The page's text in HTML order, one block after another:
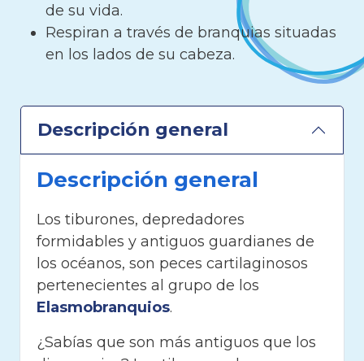
de su vida.
Respiran a través de branquias situadas
en los lados de su cabeza.
Descripción general
Descripción general
Los tiburones, depredadores
formidables y antiguos guardianes de
los océanos, son peces cartilaginosos
pertenecientes al grupo de los
Elasmobranquios.
¿Sabías que son más antiguos que los